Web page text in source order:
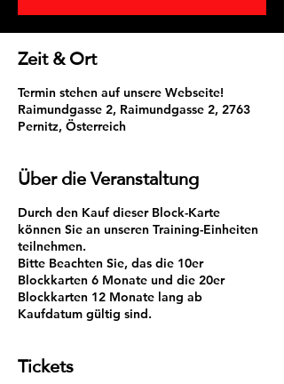
Zeit & Ort
Termin stehen auf unsere Webseite!
Raimundgasse 2, Raimundgasse 2, 2763
Pernitz, Österreich
Über die Veranstaltung
Durch den Kauf dieser Block-Karte
können Sie an unseren Training-Einheiten
teilnehmen.
Bitte Beachten Sie, das die 10er
Blockkarten 6 Monate und die 20er
Blockkarten 12 Monate lang ab
Kaufdatum gültig sind.
Tickets